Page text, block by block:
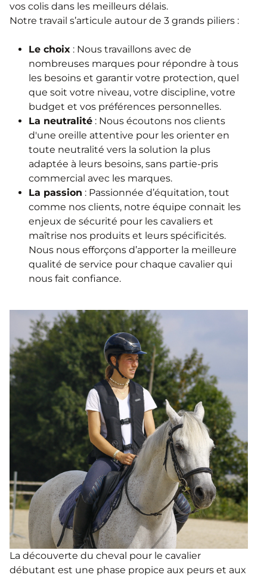
vos colis dans les meilleurs délais.
Notre travail s’articule autour de 3 grands piliers :
Le choix : Nous travaillons avec de
nombreuses marques pour répondre à tous
les besoins et garantir votre protection, quel
que soit votre niveau, votre discipline, votre
budget et vos préférences personnelles.
La neutralité : Nous écoutons nos clients
d'une oreille attentive pour les orienter en
toute neutralité vers la solution la plus
adaptée à leurs besoins, sans partie-pris
commercial avec les marques.
La passion : Passionnée d’équitation, tout
comme nos clients, notre équipe connait les
enjeux de sécurité pour les cavaliers et
maîtrise nos produits et leurs spécificités.
Nous nous efforçons d’apporter la meilleure
qualité de service pour chaque cavalier qui
nous fait confiance.
La découverte du cheval pour le cavalier
débutant est une phase propice aux peurs et aux